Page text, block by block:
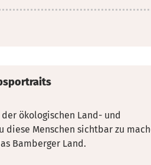
ökologischen Land- und
diese Menschen sichtbar zu
Bamberger Land.